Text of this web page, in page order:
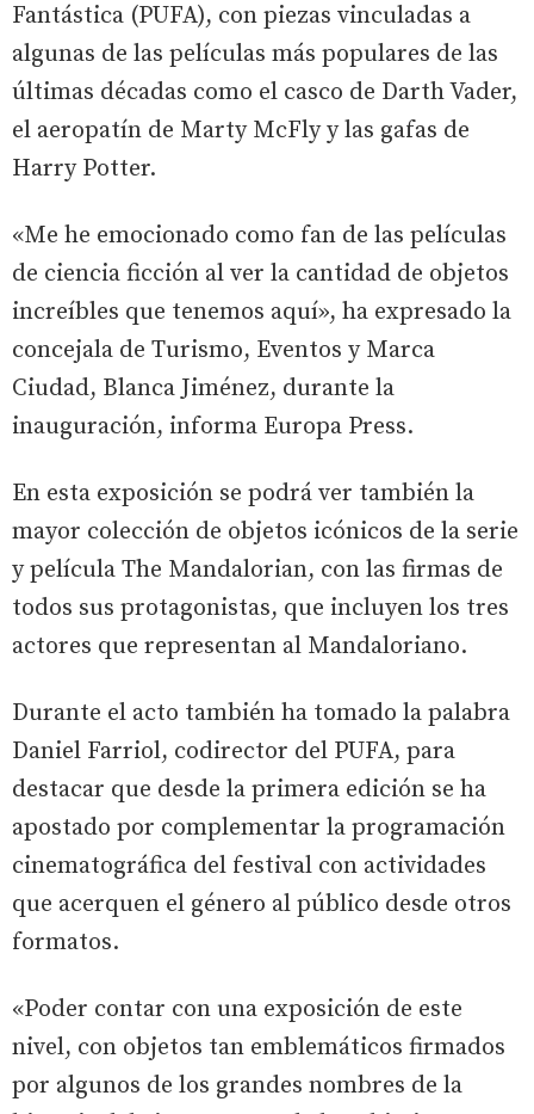
Fantástica (PUFA), con piezas vinculadas a
algunas de las películas más populares de las
últimas décadas como el casco de Darth Vader,
el aeropatín de Marty McFly y las gafas de
Harry Potter.
«Me he emocionado como fan de las películas
de ciencia ficción al ver la cantidad de objetos
increíbles que tenemos aquí», ha expresado la
concejala de Turismo, Eventos y Marca
Ciudad, Blanca Jiménez, durante la
inauguración, informa Europa Press.
En esta exposición se podrá ver también la
mayor colección de objetos icónicos de la serie
y película The Mandalorian, con las firmas de
todos sus protagonistas, que incluyen los tres
actores que representan al Mandaloriano.
Durante el acto también ha tomado la palabra
Daniel Farriol, codirector del PUFA, para
destacar que desde la primera edición se ha
apostado por complementar la programación
cinematográfica del festival con actividades
que acerquen el género al público desde otros
formatos.
«Poder contar con una exposición de este
nivel, con objetos tan emblemáticos firmados
por algunos de los grandes nombres de la